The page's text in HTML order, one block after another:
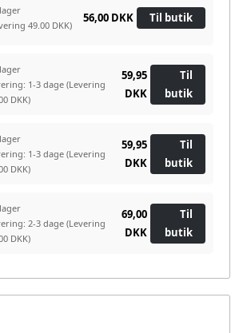
49.00 DKK)
56,00 DKK Til butik
1-3 dage(Levering
DKK)
59,95
DKK
Til
butik
1-3 dage(Levering
DKK)
59,95
DKK
Til
butik
2-3 dage(Levering
DKK)
69,00
DKK
Til
butik